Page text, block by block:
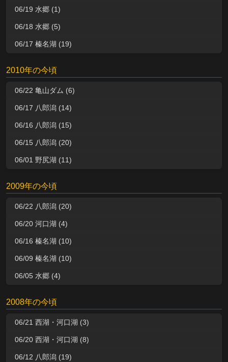
06/19 水郷 (1)
06/18 水郷 (5)
06/17 榛名湖 (19)
2010年の今頃
06/22 亀山ダム (6)
06/17 八郎潟 (14)
06/16 八郎潟 (15)
06/15 八郎潟 (20)
06/01 野尻湖 (11)
2009年の今頃
06/22 八郎潟 (20)
06/20 河口湖 (4)
06/16 榛名湖 (10)
06/09 榛名湖 (10)
06/05 水郷 (4)
2008年の今頃
06/21 西湖・河口湖 (3)
06/20 西湖・河口湖 (8)
06/12 八郎潟 (19)